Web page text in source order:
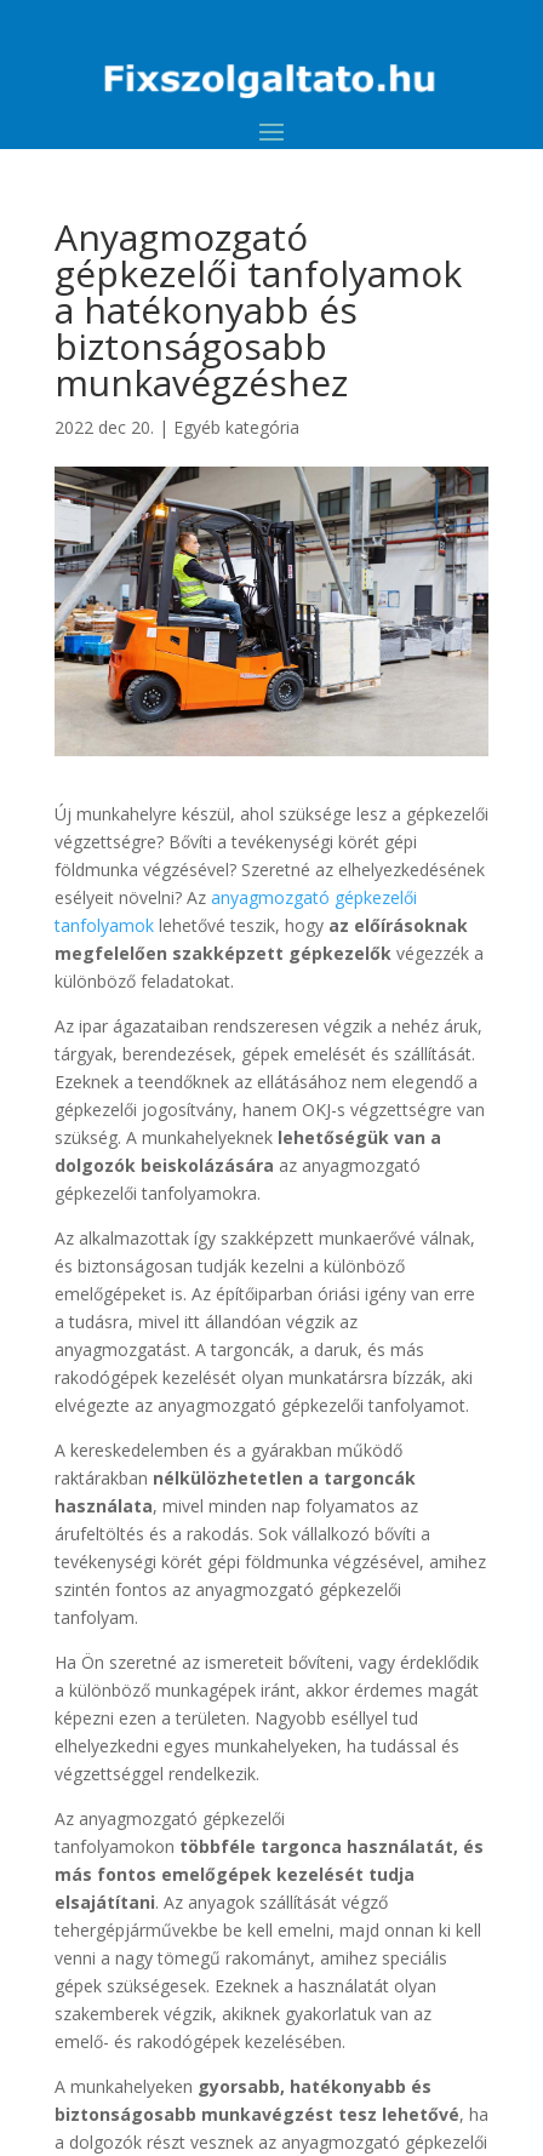
Anyagmozgató
gépkezelői tanfolyamok
a hatékonyabb és
biztonságosabb
munkavégzéshez
2022 dec 20. | Egyéb kategória
Új munkahelyre készül, ahol szüksége lesz a gépkezelői
végzettségre? Bővíti a tevékenységi körét gépi
földmunka végzésével? Szeretné az elhelyezkedésének
esélyeit növelni? Az anyagmozgató gépkezelői
tanfolyamoklehetővé teszik, hogyaz előírásoknak
megfelelően szakképzett gépkezelőkvégezzék a
különböző feladatokat.
Az ipar ágazataiban rendszeresen végzik a nehéz áruk,
tárgyak, berendezések, gépek emelését és szállítását.
Ezeknek a teendőknek az ellátásához nem elegendő a
gépkezelői jogosítvány, hanem OKJ-s végzettségre van
szükség. A munkahelyekneklehetőségük van a
dolgozók beiskolázására az anyagmozgató
gépkezelői tanfolyamokra.
Az alkalmazottak így szakképzett munkaerővé válnak,
és biztonságosan tudják kezelni a különböző
emelőgépeket is. Az építőiparban óriási igény van erre
a tudásra, mivel itt állandóan végzik az
anyagmozgatást. A targoncák, a daruk, és más
rakodógépek kezelését olyan munkatársra bízzák, aki
elvégezte az anyagmozgató gépkezelői tanfolyamot.
A kereskedelemben és a gyárakban működő
raktárakban nélkülözhetetlen a targoncák
használata, mivel minden nap folyamatos az
árufeltöltés és a rakodás. Sok vállalkozó bővíti a
tevékenységi körét gépi földmunka végzésével, amihez
szintén fontos az anyagmozgató gépkezelői
tanfolyam.
Ha Ön szeretné az ismereteit bővíteni, vagy érdeklődik
a különböző munkagépek iránt, akkor érdemes magát
képezni ezen a területen. Nagyobb eséllyel tud
elhelyezkedni egyes munkahelyeken, ha tudással és
végzettséggel rendelkezik.
Az anyagmozgató gépkezelői
tanfolyamokon többféle targonca használatát, és
más fontos emelőgépek kezelését tudja
elsajátítani. Az anyagok szállítását végző
tehergépjárművekbe be kell emelni, majd onnan ki kell
venni a nagy tömegű rakományt, amihez speciális
gépek szükségesek. Ezeknek a használatát olyan
szakemberek végzik, akiknek gyakorlatuk van az
emelő- és rakodógépek kezelésében.
A munkahelyeken gyorsabb, hatékonyabb és
biztonságosabb munkavégzést tesz lehetővé, ha
a dolgozók részt vesznek az anyagmozgató gépkezelői